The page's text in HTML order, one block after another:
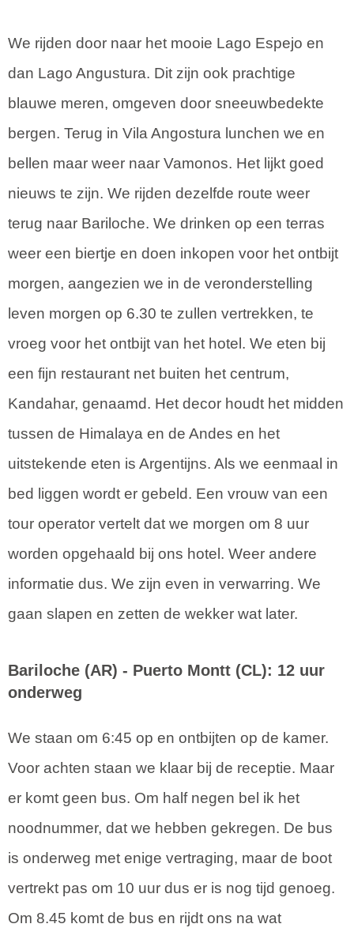
We rijden door naar het mooie Lago Espejo en
dan Lago Angustura. Dit zijn ook prachtige
blauwe meren, omgeven door sneeuwbedekte
bergen. Terug in Vila Angostura lunchen we en
bellen maar weer naar Vamonos. Het lijkt goed
nieuws te zijn. We rijden dezelfde route weer
terug naar Bariloche. We drinken op een terras
weer een biertje en doen inkopen voor het ontbijt
morgen, aangezien we in de veronderstelling
leven morgen op 6.30 te zullen vertrekken, te
vroeg voor het ontbijt van het hotel. We eten bij
een fijn restaurant net buiten het centrum,
Kandahar, genaamd. Het decor houdt het midden
tussen de Himalaya en de Andes en het
uitstekende eten is Argentijns. Als we eenmaal in
bed liggen wordt er gebeld. Een vrouw van een
tour operator vertelt dat we morgen om 8 uur
worden opgehaald bij ons hotel. Weer andere
informatie dus. We zijn even in verwarring. We
gaan slapen en zetten de wekker wat later.
Bariloche (AR) - Puerto Montt (CL): 12 uur
onderweg
We staan om 6:45 op en ontbijten op de kamer.
Voor achten staan we klaar bij de receptie. Maar
er komt geen bus. Om half negen bel ik het
noodnummer, dat we hebben gekregen. De bus
is onderweg met enige vertraging, maar de boot
vertrekt pas om 10 uur dus er is nog tijd genoeg.
Om 8.45 komt de bus en rijdt ons na wat